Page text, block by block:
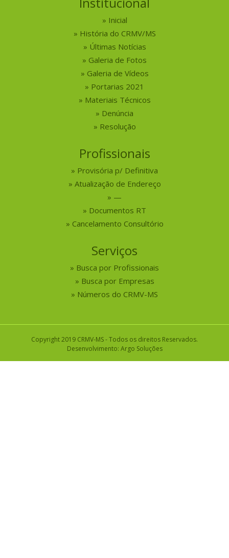
Inicial
História do CRMV/MS
Últimas Notícias
Galeria de Fotos
Galeria de Vídeos
Portarias 2021
Materiais Técnicos
Denúncia
Resolução
Profissionais
Provisória p/ Definitiva
Atualização de Endereço
—
Documentos RT
Cancelamento Consultório
Serviços
Busca por Profissionais
Busca por Empresas
Números do CRMV-MS
Copyright 2019 CRMV-MS - Todos os direitos Reservados.
Desenvolvimento: Argo Soluções